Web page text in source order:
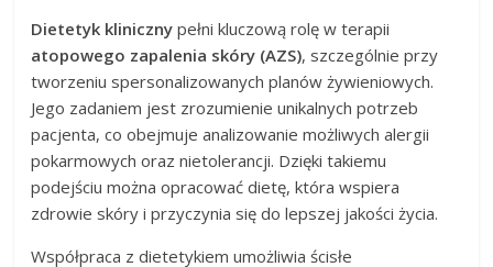
Dietetyk kliniczny pełni kluczową rolę w terapii
atopowego zapalenia skóry (AZS), szczególnie przy
tworzeniu spersonalizowanych planów żywieniowych.
Jego zadaniem jest zrozumienie unikalnych potrzeb
pacjenta, co obejmuje analizowanie możliwych alergii
pokarmowych oraz nietolerancji. Dzięki takiemu
podejściu można opracować dietę, która wspiera
zdrowie skóry i przyczynia się do lepszej jakości życia.
Współpraca z dietetykiem umożliwia ścisłe